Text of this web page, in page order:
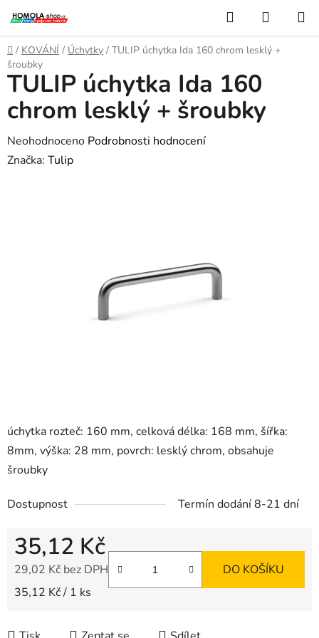
na
obsah
Hledat
KOŠÍK
Domů
/ KOVÁNÍ / Úchytky / TULIP úchytka Ida 160 chrom lesklý +
šroubky
úchytka rozteč: 160 mm, celková délka: 168 mm, šířka:
8mm, výška: 28 mm, povrch: lesklý chrom, obsahuje
šroubky
Dostupnost Termín dodání 8-21 dní
35,12 Kč
29,02 Kč bez DPH
Měrná cena:
35,12 Kč / 1 ks
DO KOŠÍKU
TULIP úchytka Ida 160
chrom lesklý + šroubky
Průměrné
hodnocení
Neohodnoceno Podrobnosti hodnocení
Značka: Tulip